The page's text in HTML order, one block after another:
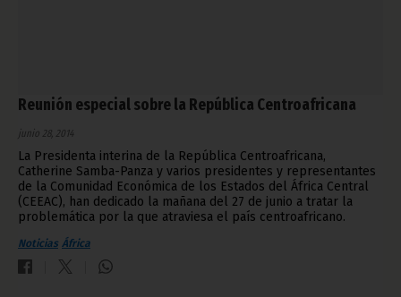
Reunión especial sobre la República Centroafricana
junio 28, 2014
La Presidenta interina de la República Centroafricana,
Catherine Samba-Panza y varios presidentes y representantes
de la Comunidad Económica de los Estados del África Central
(CEEAC), han dedicado la mañana del 27 de junio a tratar la
problemática por la que atraviesa el país centroafricano.
Noticias África